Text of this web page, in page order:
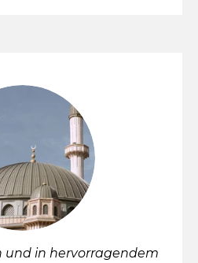
und in hervorragendem